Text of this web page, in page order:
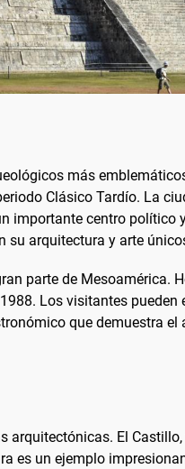
más
Clásico Tardío. La
importante centro político
su arquitectura y arte
parte de Mesoamérica.
Los visitantes
que demuestra
El
es un ejemplo